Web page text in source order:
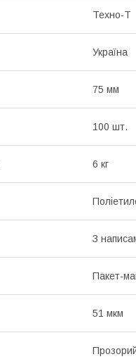
Техно-Т
Україна
75 мм
100 шт.
6 кг
З
Пакет-
51 мкм